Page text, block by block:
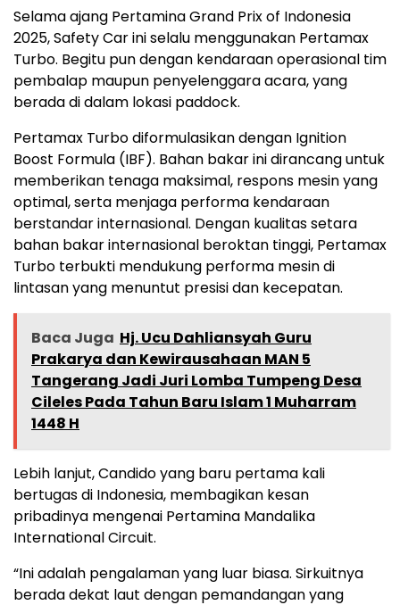
Selama ajang Pertamina Grand Prix of Indonesia
2025, Safety Car ini selalu menggunakan Pertamax
Turbo. Begitu pun dengan kendaraan operasional tim
pembalap maupun penyelenggara acara, yang
berada di dalam lokasi paddock.
Pertamax Turbo diformulasikan dengan Ignition
Boost Formula (IBF). Bahan bakar ini dirancang untuk
memberikan tenaga maksimal, respons mesin yang
optimal, serta menjaga performa kendaraan
berstandar internasional. Dengan kualitas setara
bahan bakar internasional beroktan tinggi, Pertamax
Turbo terbukti mendukung performa mesin di
lintasan yang menuntut presisi dan kecepatan.
Baca Juga Hj. Ucu Dahliansyah Guru
Prakarya dan Kewirausahaan MAN 5
Tangerang Jadi Juri Lomba Tumpeng Desa
Cileles Pada Tahun Baru Islam 1 Muharram
1448 H
Lebih lanjut, Candido yang baru pertama kali
bertugas di Indonesia, membagikan kesan
pribadinya mengenai Pertamina Mandalika
International Circuit.
“Ini adalah pengalaman yang luar biasa. Sirkuitnya
berada dekat laut dengan pemandangan yang